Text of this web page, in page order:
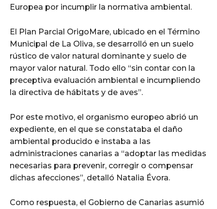
Europea por incumplir la normativa ambiental.
El Plan Parcial OrigoMare, ubicado en el Término
Municipal de La Oliva, se desarrolló en un suelo
rústico de valor natural dominante y suelo de
mayor valor natural. Todo ello “sin contar con la
preceptiva evaluación ambiental e incumpliendo
la directiva de hábitats y de aves”.
Por este motivo, el organismo europeo abrió un
expediente, en el que se constataba el daño
ambiental producido e instaba a las
administraciones canarias a “adoptar las medidas
necesarias para prevenir, corregir o compensar
dichas afecciones”, detalló Natalia Évora.
Como respuesta, el Gobierno de Canarias asumió